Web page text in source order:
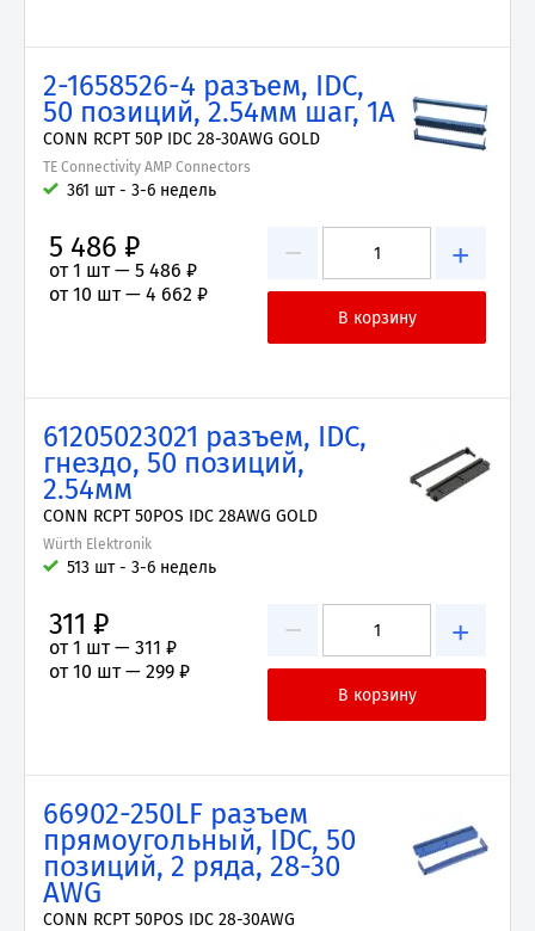
2-1658526-4 разъем, IDC,
50 позиций, 2.54мм шаг, 1А
CONN RCPT 50P IDC 28-30AWG GOLD
TE Connectivity AMP Connectors
361 шт - 3-6 недель
− +
5 486 ₽
от 1 шт — 5 486 ₽
от 10 шт — 4 662 ₽
61205023021 разъем, IDC,
гнездо, 50 позиций,
2.54мм
CONN RCPT 50POS IDC 28AWG GOLD
Würth Elektronik
513 шт - 3-6 недель
− +
311 ₽
от 1 шт — 311 ₽
от 10 шт — 299 ₽
66902-250LF разъем
прямоугольный, IDC, 50
позиций, 2 ряда, 28-30
AWG
CONN RCPT 50POS IDC 28-30AWG